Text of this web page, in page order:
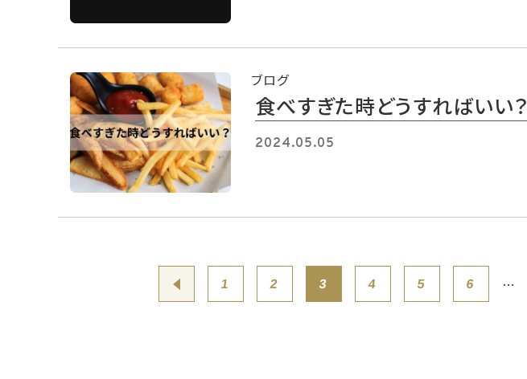
ブログ
食べすぎた時どうすればいい？
2024.05.05
1 2 3 4 5 6 …